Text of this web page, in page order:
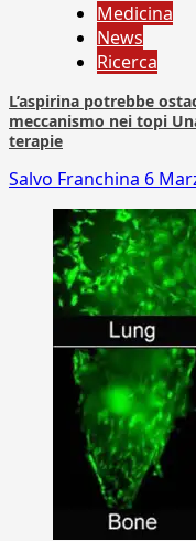
Medicina
News
Ricerca
L’aspirina potrebbe
meccanismo nei topi
terapie
Salvo Franchina 6